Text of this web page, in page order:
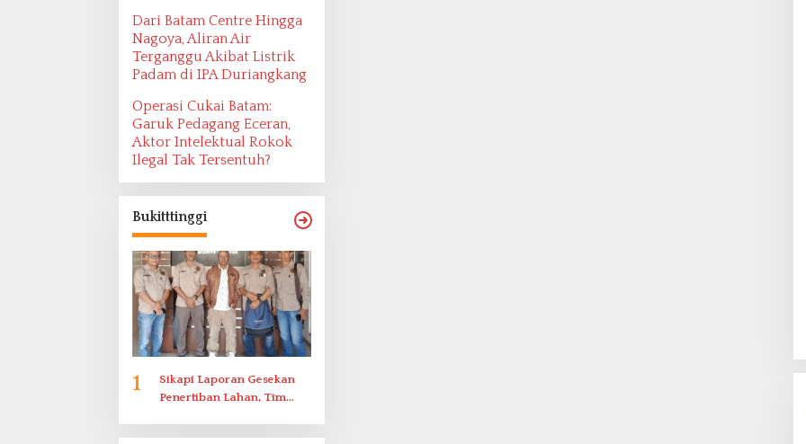
Dari Batam Centre Hingga
Nagoya, Aliran Air
Terganggu Akibat Listrik
Padam di IPA Duriangkang
Operasi Cukai Batam:
Garuk Pedagang Eceran,
Aktor Intelektual Rokok
Ilegal Tak Tersentuh?
Bukitttinggi
1
Sikapi Laporan Gesekan
Penertiban Lahan, Tim